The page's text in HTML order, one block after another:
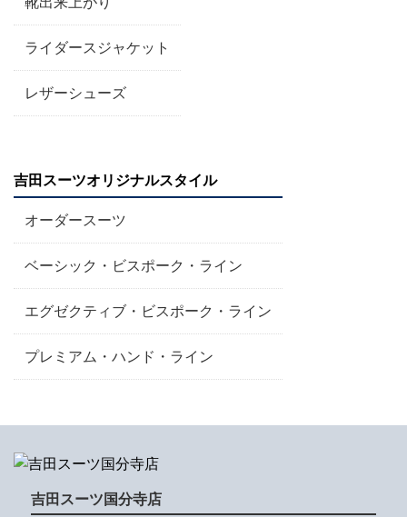
ライダースジャケット
レザーシューズ
吉田スーツオリジナルスタイル
オーダースーツ
ベーシック・ビスポーク・ライン
エグゼクティブ・ビスポーク・ライン
プレミアム・ハンド・ライン
吉田スーツ国分寺店